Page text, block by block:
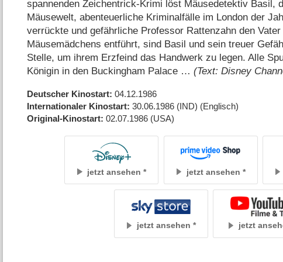
spannenden Zeichentrick-Krimi löst Mäusedetektiv Basil,
Mäusewelt, abenteuerliche Kriminalfälle im London der
verrückte und gefährliche Professor Rattenzahn den
Mäusemädchens entführt, sind Basil und sein treuer
Stelle, um ihrem Erzfeind das Handwerk zu legen. Alle
Königin in den Buckingham Palace …(Text: Disney
Deutscher Kinostart 04.12.1986
Internationaler Kinostart 30.06.1986 (IND) (Englisch)
Original-Kinostart 02.07.1986 (USA)
jetzt ansehen jetzt ansehen
jetzt ansehen jetzt